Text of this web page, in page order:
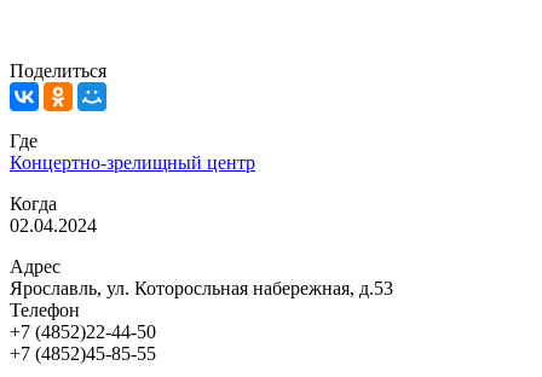
Поделиться
Где
Концертно-зрелищный центр
Когда
02.04.2024
Адрес
Ярославль, ул. Которосльная набережная, д.53
Телефон
+7 (4852)22-44-50
+7 (4852)45-85-55